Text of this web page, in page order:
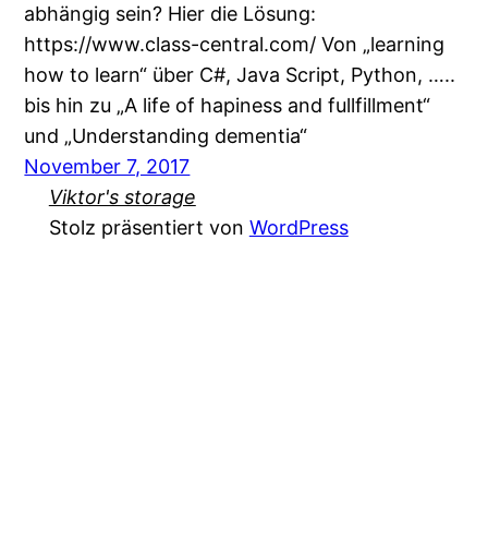
abhängig sein? Hier die Lösung:
https://www.class-central.com/ Von „learning
how to learn“ über C#, Java Script, Python, …..
bis hin zu „A life of hapiness and fullfillment“
und „Understanding dementia“
November 7, 2017
Viktor's storage
Stolz präsentiert von WordPress